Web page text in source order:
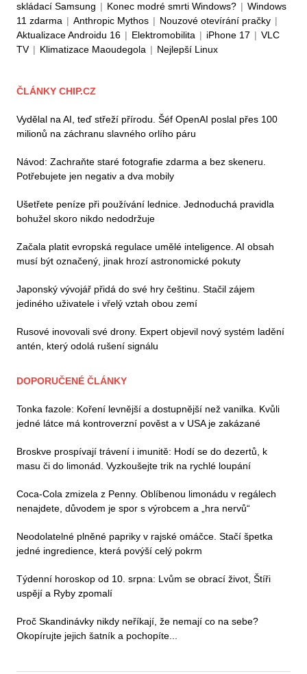
skládací Samsung | Konec modré smrti Windows? | Windows
11 zdarma | Anthropic Mythos | Nouzové otevírání pračky |
Aktualizace Androidu 16 | Elektromobilita | iPhone 17 | VLC
TV | Klimatizace Maoudegola | Nejlepší Linux
ČLÁNKY CHIP.CZ
Vydělal na AI, teď střeží přírodu. Šéf OpenAI poslal přes 100
milionů na záchranu slavného orlího páru
Návod: Zachraňte staré fotografie zdarma a bez skeneru.
Potřebujete jen negativ a dva mobily
Ušetřete peníze při používání lednice. Jednoduchá pravidla
bohužel skoro nikdo nedodržuje
Začala platit evropská regulace umělé inteligence. AI obsah
musí být označený, jinak hrozí astronomické pokuty
Japonský vývojář přidá do své hry češtinu. Stačil zájem
jediného uživatele i vřelý vztah obou zemí
Rusové inovovali své drony. Expert objevil nový systém ladění
antén, který odolá rušení signálu
DOPORUČENÉ ČLÁNKY
Tonka fazole: Koření levnější a dostupnější než vanilka. Kvůli
jedné látce má kontroverzní pověst a v USA je zakázané
Broskve prospívají trávení i imunitě: Hodí se do dezertů, k
masu či do limonád. Vyzkoušejte trik na rychlé loupání
Coca-Cola zmizela z Penny. Oblíbenou limonádu v regálech
nenajdete, důvodem je spor s výrobcem a „hra nervů“
Neodolatelné plněné papriky v rajské omáčce. Stačí špetka
jedné ingredience, která povýší celý pokrm
Týdenní horoskop od 10. srpna: Lvům se obrací život, Štíři
uspějí a Ryby zpomalí
Proč Skandinávky nikdy neříkají, že nemají co na sebe?
Okopírujte jejich šatník a pochopíte...